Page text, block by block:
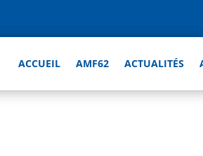
ACCUEIL AMF62 ACTUALITÉS